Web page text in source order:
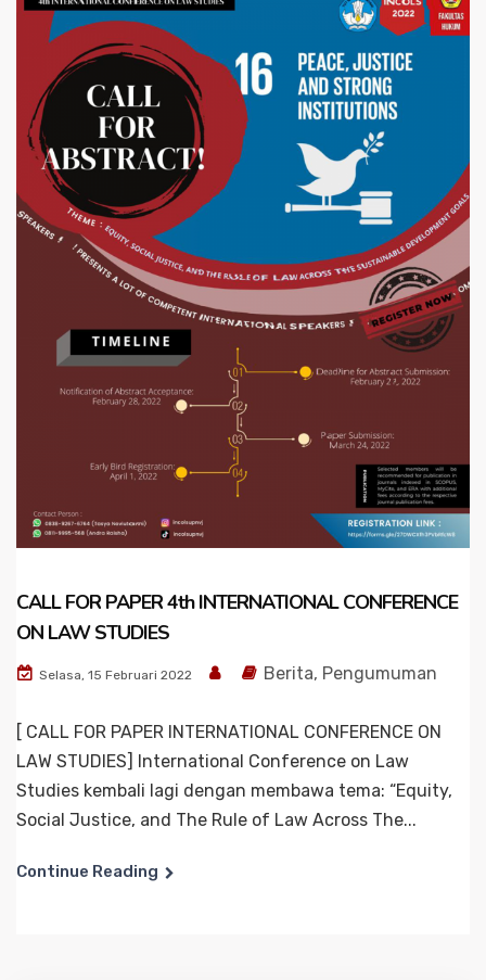
CALL FOR PAPER 4th INTERNATIONAL CONFERENCE
ON LAW STUDIES
Selasa, 15 Februari 2022 Berita, Pengumuman
[ CALL FOR PAPER INTERNATIONAL CONFERENCE ON
LAW STUDIES] International Conference on Law
Studies kembali lagi dengan membawa tema: “Equity,
Social Justice, and The Rule of Law Across The...
Continue Reading